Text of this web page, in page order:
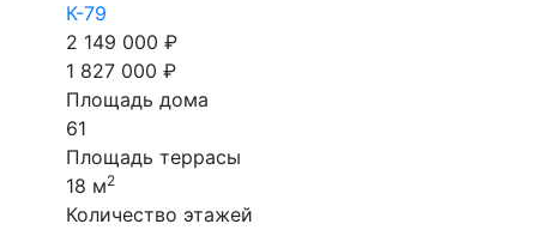
К-79
2 149 000 ₽
1 827 000 ₽
Площадь дома
61
Площадь террасы
18 м2
Количество этажей